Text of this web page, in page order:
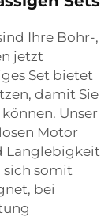
Ihre Bohr-,
jetzt
Set bietet
damit Sie
Unser
Motor
Langlebigkeit
sich somit
bei